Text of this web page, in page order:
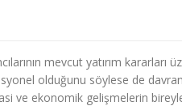
mevcut yatırım kararları
olduğunu söylese de
ve ekonomik gelişmelerin